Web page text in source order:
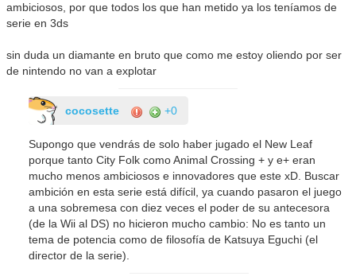
ambiciosos, por que todos los que han metido ya los teníamos de
serie en 3ds
sin duda un diamante en bruto que como me estoy oliendo por ser
de nintendo no van a explotar
cocosette +0
Supongo que vendrás de solo haber jugado el New Leaf
porque tanto City Folk como Animal Crossing + y e+ eran
mucho menos ambiciosos e innovadores que este xD. Buscar
ambición en esta serie está difícil, ya cuando pasaron el juego
a una sobremesa con diez veces el poder de su antecesora
(de la Wii al DS) no hicieron mucho cambio: No es tanto un
tema de potencia como de filosofía de Katsuya Eguchi (el
director de la serie).